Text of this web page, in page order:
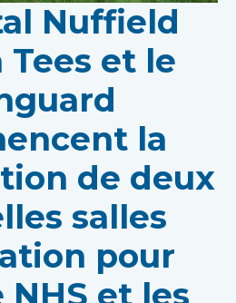
Nuffield
Tees et le
la
de deux
salles
pour
et les